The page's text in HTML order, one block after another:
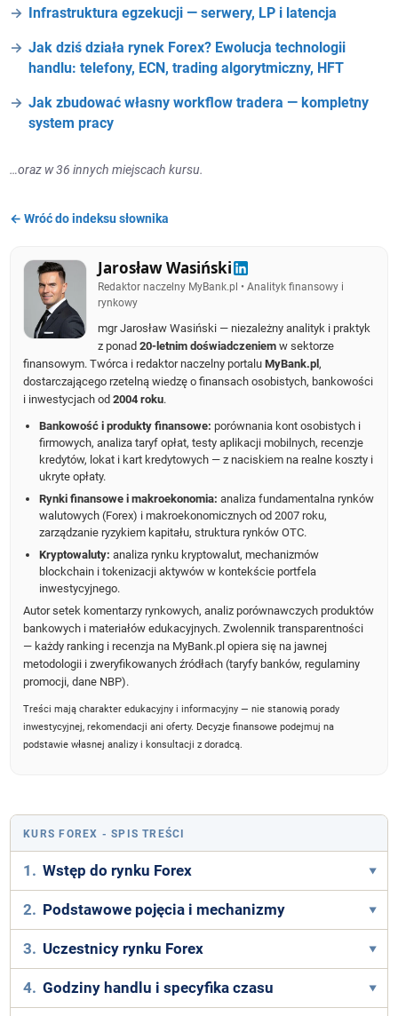
Infrastruktura egzekucji — serwery, LP i latencja
Jak dziś działa rynek Forex? Ewolucja technologii
handlu: telefony, ECN, trading algorytmiczny, HFT
Jak zbudować własny workflow tradera — kompletny
system pracy
…oraz w 36 innych miejscach kursu.
← Wróć do indeksu słownika
Jarosław Wasiński
Redaktor naczelny MyBank.pl • Analityk finansowy i
rynkowy
mgr Jarosław Wasiński — niezależny analityk i praktyk
z ponad20-letnim doświadczeniem w sektorze
finansowym. Twórca i redaktor naczelny portaluMyBank.pl,
dostarczającego rzetelną wiedzę o finansach osobistych, bankowości
i inwestycjach od2004 roku.
Bankowość i produkty finansowe: porównania kont osobistych i
firmowych, analiza taryf opłat, testy aplikacji mobilnych, recenzje
kredytów, lokat i kart kredytowych — z naciskiem na realne koszty i
ukryte opłaty.
Rynki finansowe i makroekonomia: analiza fundamentalna rynków
walutowych (Forex) i makroekonomicznych od 2007 roku,
zarządzanie ryzykiem kapitału, struktura rynków OTC.
Kryptowaluty: analiza rynku kryptowalut, mechanizmów
blockchain i tokenizacji aktywów w kontekście portfela
inwestycyjnego.
Autor setek komentarzy rynkowych, analiz porównawczych produktów
bankowych i materiałów edukacyjnych. Zwolennik transparentności
— każdy ranking i recenzja na MyBank.pl opiera się na jawnej
metodologii i zweryfikowanych źródłach (taryfy banków, regulaminy
promocji, dane NBP).
Treści mają charakter edukacyjny i informacyjny — nie stanowią porady
inwestycyjnej, rekomendacji ani oferty. Decyzje finansowe podejmuj na
podstawie własnej analizy i konsultacji z doradcą.
KURS FOREX - SPIS TREŚCI
1. Wstęp do rynku Forex
2. Podstawowe pojęcia i mechanizmy
3. Uczestnicy rynku Forex
4. Godziny handlu i specyfika czasu